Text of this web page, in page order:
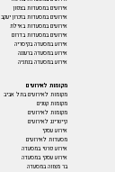
אירועים במסעדות בצפון
אירועים במסעדות בזכרון יעקב
אירועים במסעדות באילת
אירועים במסעדות בדרום
אירוע במסעדה בקיסריה
אירוע במסעדה ברעננה
אירוע במסעדה בנתניה
מקומות לאירועים
מקומות לאירועים בתל אביב
מקומות קטנים
מקומות לאירועים
קייטרינג לאירועים
אירוע עסקי
מסעדות לאירועים
אירוע פרטי במסעדה
אירוע עסקי במסעדה
בר מצווה במסעדה